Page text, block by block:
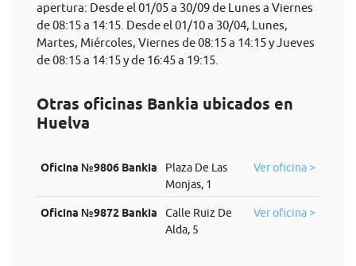
apertura: Desde el 01/05 a 30/09 de Lunes a Viernes
de 08:15 a 14:15. Desde el 01/10 a 30/04, Lunes,
Martes, Miércoles, Viernes de 08:15 a 14:15 y Jueves
de 08:15 a 14:15 y de 16:45 a 19:15.
Otras oficinas Bankia ubicados en
Huelva
Oficina №9806 Bankia
Plaza De Las
Monjas, 1
Ver oficina >
Oficina №9872 Bankia
Calle Ruiz De
Alda, 5
Ver oficina >